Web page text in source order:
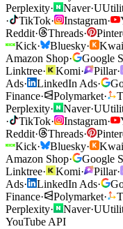
Perplexity· Naver·U
·
TikTok· Instagram·
Reddit· Threads·
Kick· Bluesky· Kwai
Amazon Shop· Google
Linktree· Komi· Pillar·
Ads· LinkedIn Ads·
Finance· Polymarket·
Perplexity· Naver·U
·
TikTok· Instagram·
Reddit· Threads·
Kick· Bluesky· Kwai
Amazon Shop· Google
Linktree· Komi· Pillar·
Ads· LinkedIn Ads·
Finance· Polymarket·
Perplexity· Naver·U
YouTube API